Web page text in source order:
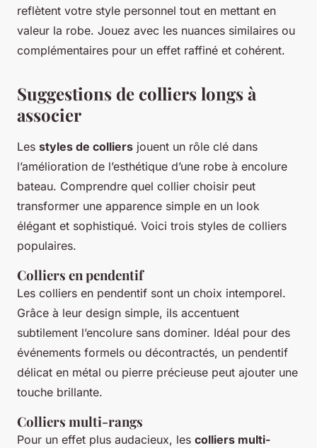
reflètent votre style personnel tout en mettant en
valeur la robe. Jouez avec les nuances similaires ou
complémentaires pour un effet raffiné et cohérent.
Suggestions de colliers longs à
associer
Les styles de colliers jouent un rôle clé dans
l’amélioration de l’esthétique d’une robe à encolure
bateau. Comprendre quel collier choisir peut
transformer une apparence simple en un look
élégant et sophistiqué. Voici trois styles de colliers
populaires.
Colliers en pendentif
Les colliers en pendentif sont un choix intemporel.
Grâce à leur design simple, ils accentuent
subtilement l’encolure sans dominer. Idéal pour des
événements formels ou décontractés, un pendentif
délicat en métal ou pierre précieuse peut ajouter une
touche brillante.
Colliers multi-rangs
Pour un effet plus audacieux, les colliers multi-